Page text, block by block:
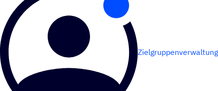
Zielgruppenverwaltung